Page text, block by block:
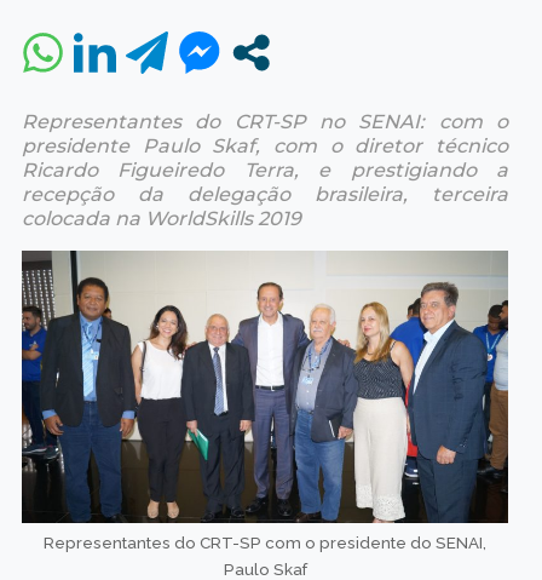
Representantes do CRT-SP no SENAI: com o
presidente Paulo Skaf, com o diretor técnico
Ricardo Figueiredo Terra, e prestigiando a
recepção da delegação brasileira, terceira
colocada na WorldSkills 2019
Representantes do CRT-SP com o presidente do SENAI,
Paulo Skaf